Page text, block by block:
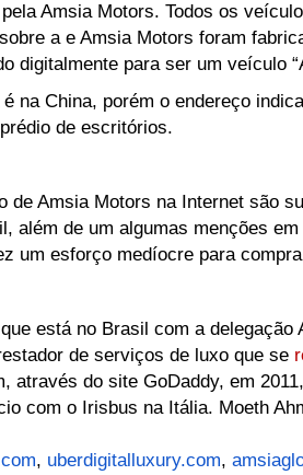
Amsia Motors. Todos os
a e Amsia Motors foram
digitalmente para ser um veículo
na China, porém o endereço
de escritórios.
de Amsia Motors na Internet são
além de um algumas menções em
um esforço medíocre para
está no Brasil com a delegação
de serviços de luxo que se
através do site GoDaddy, em
com o Irisbus na Itália. Moeth
, uberdigitalluxury.com,